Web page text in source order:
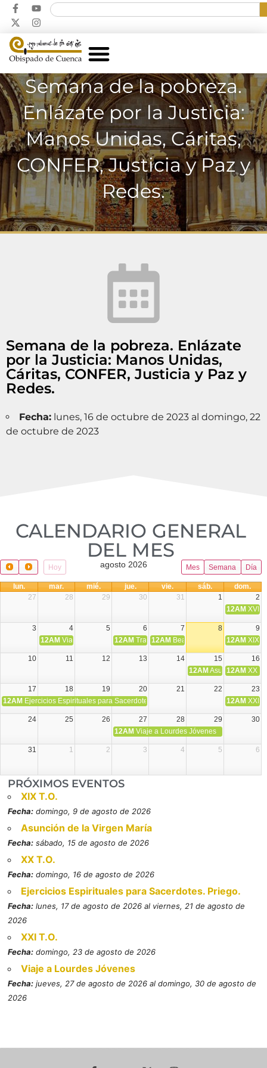
Semana de la pobreza.
Enlázate por la Justicia:
Manos Unidas, Cáritas,
CONFER, Justicia y Paz y
Redes.
Semana de la pobreza. Enlázate
por la Justicia: Manos Unidas,
Cáritas, CONFER, Justicia y Paz y
Redes.
Fecha: lunes, 16 de octubre de 2023 al domingo, 22
de octubre de 2023
CALENDARIO GENERAL
DEL MES​
Hoy Mes Semana Día
agosto 2026
lun. mar. mié. jue. vie. sáb.
dom.
27
28 29 30 31 1
2
12AM XVIII
3 4 5 6 7 8
9
12AM Viaje Diocesano a Japón.
12AM Transfiguración del Señor
12AM Beatos Cruz Laplana,
12AM XIX
10 11 12 13 14 15
16
12AM Asunción de la
12AM XX
17 18 19 20 21 22
23
12AM Ejercicios Espirituales para Sacerdotes. Priego. 12AM XXI
24 25 26 27 28 29
30
12AM Viaje a Lourdes Jóvenes
31 1 2 3 4 5 6
PRÓXIMOS EVENTOS
XIX T.O.
Fecha: domingo, 9 de agosto de 2026
Asunción de la Virgen María
Fecha: sábado, 15 de agosto de 2026
XX T.O.
Fecha: domingo, 16 de agosto de 2026
Ejercicios Espirituales para Sacerdotes. Priego.
Fecha: lunes, 17 de agosto de 2026 al viernes, 21 de agosto de
2026
XXI T.O.
Fecha: domingo, 23 de agosto de 2026
Viaje a Lourdes Jóvenes
Fecha: jueves, 27 de agosto de 2026 al domingo, 30 de agosto de
2026